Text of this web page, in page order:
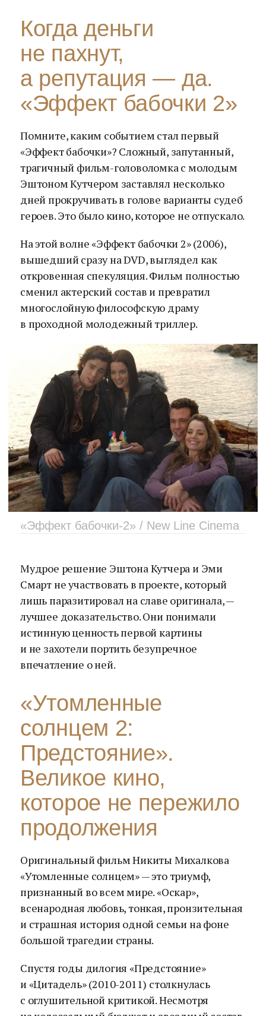
Когда деньги
не пахнут,
а репутация — да.
«Эффект бабочки 2»
Помните, каким событием стал первый
«Эффект бабочки»? Сложный, запутанный,
трагичный фильм-головоломка с молодым
Эштоном Кутчером заставлял несколько
дней прокручивать в голове варианты судеб
героев. Это было кино, которое не отпускало.
На этой волне «Эффект бабочки 2» (2006),
вышедший сразу на DVD, выглядел как
откровенная спекуляция. Фильм полностью
сменил актерский состав и превратил
многослойную философскую драму
в проходной молодежный триллер.
«Эффект бабочки-2» / New Line Cinema
Мудрое решение Эштона Кутчера и Эми
Смарт не участвовать в проекте, который
лишь паразитировал на славе оригинала, —
лучшее доказательство. Они понимали
истинную ценность первой картины
и не захотели портить безупречное
впечатление о ней.
«Утомленные
солнцем 2:
Предстояние».
Великое кино,
которое не пережило
продолжения
Оригинальный фильм Никиты Михалкова
«Утомленные солнцем» — это триумф,
признанный во всем мире. «Оскар»,
всенародная любовь, тонкая, пронзительная
и страшная история одной семьи на фоне
большой трагедии страны.
Спустя годы дилогия «Предстояние»
и «Цитадель» (2010-2011) столкнулась
с оглушительной критикой. Несмотря